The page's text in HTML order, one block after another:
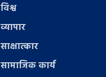
विश्व
व्यापार
साक्षात्कार
सामाजिक कार्य